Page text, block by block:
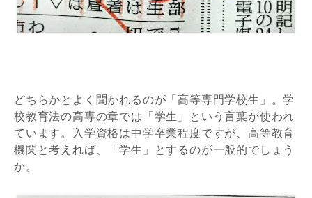
どちらかとよく聞かれるのが「高等専門学校生」。学
校教育法の高専の章では「学生」という言葉が使われ
ています。入学資格は中学卒業程度ですが、高等教育
機関と考えれば、「学生」とするのが一般的でしょう
か。